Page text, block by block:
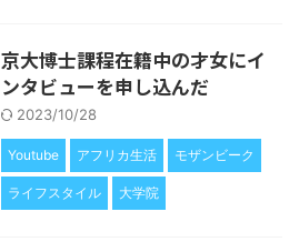
京大博士課程在籍中の才女にイ
ンタビューを申し込んだ
2023/10/28
Youtube アフリカ生活 モザンビーク
ライフスタイル 大学院